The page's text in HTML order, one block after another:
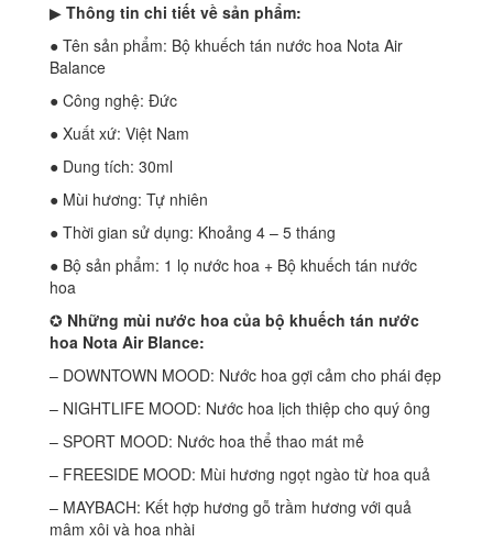
▶ Thông tin chi tiết về sản phẩm:
● Tên sản phẩm: Bộ khuếch tán nước hoa Nota Air
Balance
● Công nghệ: Đức
● Xuất xứ: Việt Nam
● Dung tích: 30ml
● Mùi hương: Tự nhiên
● Thời gian sử dụng: Khoảng 4 – 5 tháng
● Bộ sản phẩm: 1 lọ nước hoa + Bộ khuếch tán nước
hoa
✪ Những mùi nước hoa của bộ khuếch tán nước
hoa Nota Air Blance:
– DOWNTOWN MOOD: Nước hoa gợi cảm cho phái đẹp
– NIGHTLIFE MOOD: Nước hoa lịch thiệp cho quý ông
– SPORT MOOD: Nước hoa thể thao mát mẻ
– FREESIDE MOOD: Mùi hương ngọt ngào từ hoa quả
– MAYBACH: Kết hợp hương gỗ trầm hương với quả
mâm xôi và hoa nhài